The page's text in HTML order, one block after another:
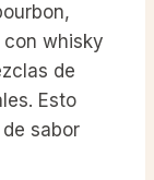
whisky
de
Esto
sabor